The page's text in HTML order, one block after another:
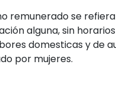
remunerado se
alguna, sin
domesticas y de
por mujeres.